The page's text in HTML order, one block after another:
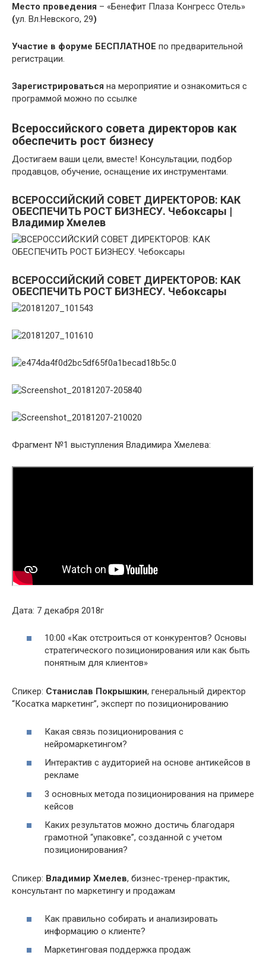
Место проведения – «Бенефит Плаза Конгресс Отель»
(ул. Вл.Невского, 29)
Участие в форуме БЕСПЛАТНОЕ по предварительной
регистрации.
Зарегистрироваться на мероприятие и ознакомиться с
программой можно по ссылке
Всероссийского совета директоров как
обеспечить рост бизнесу
Достигаем ваши цели, вместе! Консультации, подбор
продавцов, обучение, оснащение их инструментами.
ВСЕРОССИЙСКИЙ СОВЕТ ДИРЕКТОРОВ: КАК
ОБЕСПЕЧИТЬ РОСТ БИЗНЕСУ. Чебоксары |
Владимир Хмелев
ВСЕРОССИЙСКИЙ СОВЕТ ДИРЕКТОРОВ: КАК
ОБЕСПЕЧИТЬ РОСТ БИЗНЕСУ. Чебоксары
Фрагмент №1 выступления Владимира Хмелева:
Дата: 7 декабря 2018г
10:00 «Как отстроиться от конкурентов? Основы
стратегического позиционирования или как быть
понятным для клиентов»
Спикер: Станислав Покрышкин, генеральный директор
“Косатка маркетинг”, эксперт по позиционированию
Какая связь позиционирования с
нейромаркетингом?
Интерактив с аудиторией на основе антикейсов в
рекламе
3 основных метода позиционирования на примере
кейсов
Каких результатов можно достичь благодаря
грамотной “упаковке”, созданной с учетом
позиционирования?
Спикер: Владимир Хмелев, бизнес-тренер-практик,
консультант по маркетингу и продажам
Как правильно собирать и анализировать
информацию о клиенте?
Маркетинговая поддержка продаж